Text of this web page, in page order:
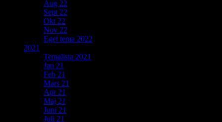
Aug 22
Sept 22
Okt 22
Nov 22
Eget tema 2022
2021
Temalista 2021
Jan 21
Feb 21
Mars 21
Apr 21
Maj 21
Juni 21
Juli 21